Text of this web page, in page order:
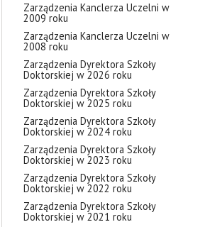
Zarządzenia Kanclerza Uczelni w
2009 roku
Zarządzenia Kanclerza Uczelni w
2008 roku
Zarządzenia Dyrektora Szkoły
Doktorskiej w 2026 roku
Zarządzenia Dyrektora Szkoły
Doktorskiej w 2025 roku
Zarządzenia Dyrektora Szkoły
Doktorskiej w 2024 roku
Zarządzenia Dyrektora Szkoły
Doktorskiej w 2023 roku
Zarządzenia Dyrektora Szkoły
Doktorskiej w 2022 roku
Zarządzenia Dyrektora Szkoły
Doktorskiej w 2021 roku